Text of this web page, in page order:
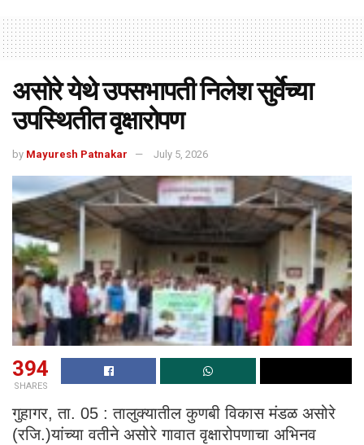
असोरे येथे उपसभापती निलेश सुर्वेच्या
उपस्थितीत वृक्षारोपण
by Mayuresh Patnakar July 5, 2026
394
SHARES
गुहागर, ता. 05 : तालुक्यातील कुणबी विकास मंडळ असोरे
(रजि.)यांच्या वतीने असोरे गावात वृक्षारोपणाचा अभिनव